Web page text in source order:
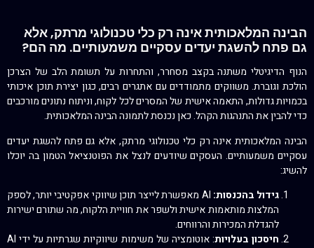
הבינה המלאכותית אינה רק כלי טכנולוגי מרתק, אלא
גם פתח להשגת יעדים עסקיים משמעותיים. מה הם?
הנוף הדיגיטלי משתנה בקצב מסחרר, והתחרות על תשומת הלב של הצרכן
הולכת וגוברת. משווקים מתמודדים עם אתגרים רבים, כגון יצירת תוכן איכותי
בכמויות גדולות, התאמה אישית של המסרים לכל לקוח, וניתוח נתונים מורכבים
כדי להבין את התנהגות הקהל. כאן נכנסת לתמונה הבינה המלאכותית.
הבינה המלאכותית אינה רק כלי טכנולוגי מרתק, אלא גם פתח להשגת יעדים
עסקיים משמעותיים. העסקים שיודעים לנצל את הפוטנציאל הטמון בה יוכלו
להשיג:
גידול בהכנסות:
AI מאפשרת לייצר תוכן שיווקי אפקטיבי יותר, לספק
המלצות מותאמות אישית ולשפר את חוויית הלקוח, מה שתורם ישירות
להגדלת המכירות והרווחים.
חיסכון בעלויות
: אוטומציה של משימות שיווקיות שגרתיות על ידי AI